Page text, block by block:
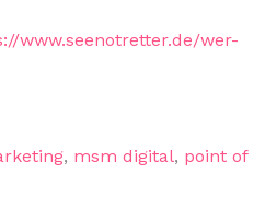
www.seenotretter.de/wer-
, msm digital, point of